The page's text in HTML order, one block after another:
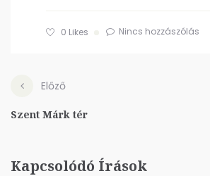
0 Likes Nincs hozzászólás
Előző
Szent Márk tér
Kapcsolódó Írások